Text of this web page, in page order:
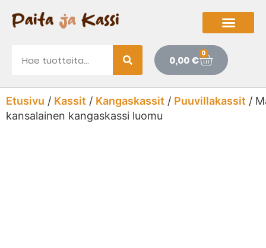
0,00€
0
Etusivu / Kassit / Kangaskassit / Puuvillakassit /
kansalainen kangaskassi luomu